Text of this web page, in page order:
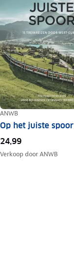
ANWB
Op het juiste spoor
24,99
Verkoop doorANWB